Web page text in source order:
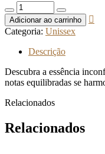
Quantidade
de
ARSENAL
GOLD
EDP
100ML
300010
Adicionar ao carrinho
Categoria: Unissex
Descrição
Descubra a essência
notas equilibradas se
Relacionados
Relacionados